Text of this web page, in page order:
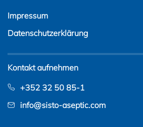
Impressum
Datenschutzerklärung
Kontakt aufnehmen
+352 32 50 85-1
info@sisto-aseptic.com